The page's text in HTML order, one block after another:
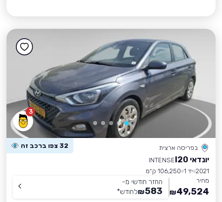
3
בפריסה ארצית 32 צפו ברכב זה
יונדאי I20
INTENSE
2021 יד 1
106,250 ק״מ
מחיר
49,524
₪
החזר חודשי מ-
583
₪לחודש*